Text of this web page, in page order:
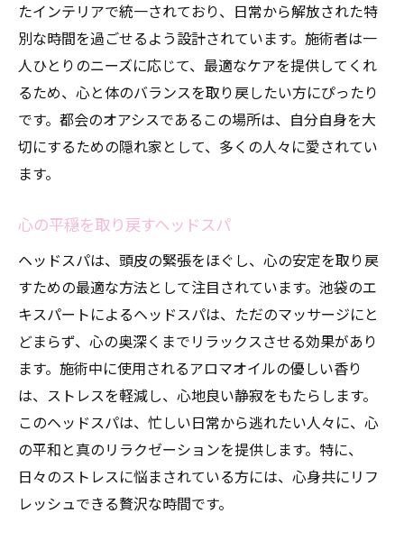
たインテリアで統一されており、日常から解放された特
別な時間を過ごせるよう設計されています。施術者は一
人ひとりのニーズに応じて、最適なケアを提供してくれ
るため、心と体のバランスを取り戻したい方にぴったり
です。都会のオアシスであるこの場所は、自分自身を大
切にするための隠れ家として、多くの人々に愛されてい
ます。
心の平穏を取り戻すヘッドスパ
ヘッドスパは、頭皮の緊張をほぐし、心の安定を取り戻
すための最適な方法として注目されています。池袋のエ
キスパートによるヘッドスパは、ただのマッサージにと
どまらず、心の奥深くまでリラックスさせる効果があり
ます。施術中に使用されるアロマオイルの優しい香り
は、ストレスを軽減し、心地良い静寂をもたらします。
このヘッドスパは、忙しい日常から逃れたい人々に、心
の平和と真のリラクゼーションを提供します。特に、
日々のストレスに悩まされている方には、心身共にリフ
レッシュできる贅沢な時間です。